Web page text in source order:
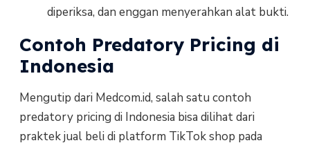
diperiksa, dan enggan menyerahkan alat bukti.
Contoh Predatory Pricing di
Indonesia
Mengutip dari Medcom.id, salah satu contoh
predatory pricing di Indonesia bisa dilihat dari
praktek jual beli di platform TikTok shop pada